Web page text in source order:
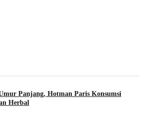
Panjang, Hotman Paris Konsumsi
Herbal